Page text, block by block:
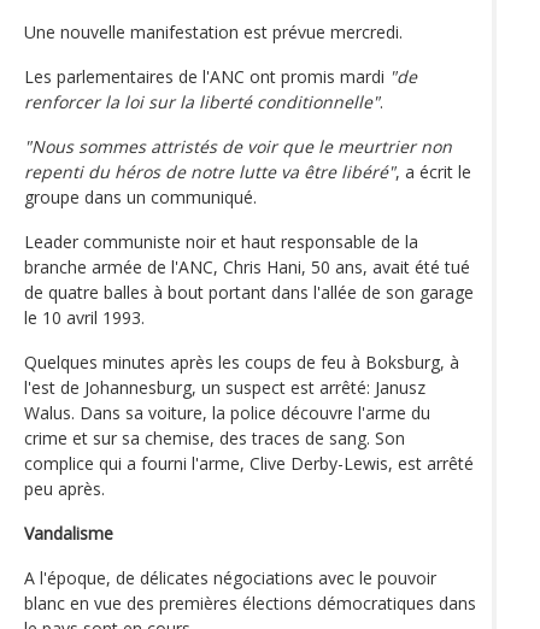
Une nouvelle manifestation est prévue mercredi.
Les parlementaires de l'ANC ont promis mardi "de
renforcer la loi sur la liberté conditionnelle".
"Nous sommes attristés de voir que le meurtrier non
repenti du héros de notre lutte va être libéré", a écrit le
groupe dans un communiqué.
Leader communiste noir et haut responsable de la
branche armée de l'ANC, Chris Hani, 50 ans, avait été tué
de quatre balles à bout portant dans l'allée de son garage
le 10 avril 1993.
Quelques minutes après les coups de feu à Boksburg, à
l'est de Johannesburg, un suspect est arrêté: Janusz
Walus. Dans sa voiture, la police découvre l'arme du
crime et sur sa chemise, des traces de sang. Son
complice qui a fourni l'arme, Clive Derby-Lewis, est arrêté
peu après.
Vandalisme
A l'époque, de délicates négociations avec le pouvoir
blanc en vue des premières élections démocratiques dans